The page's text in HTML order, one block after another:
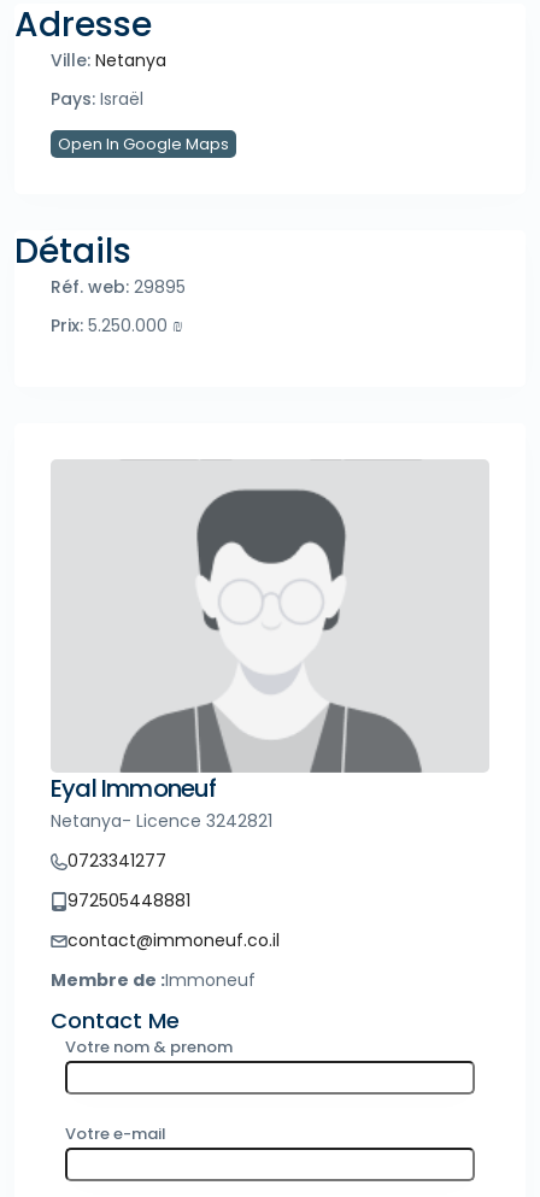
Adresse
Ville: Netanya
Pays: Israël
Open In Google Maps
Détails
Réf. web: 29895
Prix: 5.250.000 ₪
Eyal Immoneuf
Netanya- Licence 3242821
0723341277
972505448881
contact@immoneuf.co.il
Membre de :Immoneuf
Contact Me
Votre nom & prenom
Votre e-mail